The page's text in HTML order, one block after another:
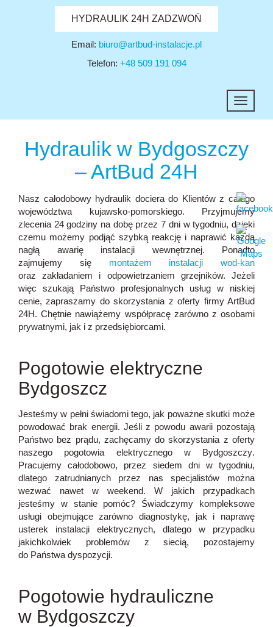
HYDRAULIK 24H ZADZWOŃ
Email: biuro@artbud-instalacje.pl
Telefon: +48 509 191 094
Toggle
Hydraulik w Bydgoszczy
– ArtBud 24H
Nasz całodobowy hydraulik dociera do Klientów z całego
województwa kujawsko-pomorskiego. Przyjmujemy
zlecenia 24 godziny na dobę przez 7 dni w tygodniu, dzięki
czemu możemy podjąć szybką reakcję i naprawić każdą
nagłą awarię instalacji wewnętrznej. Ponadto
zajmujemy się montażem instalacji wod-kan
oraz zakładaniem i odpowietrzaniem grzejników. Jeżeli
więc szukają Państwo profesjonalnych usług w niskiej
cenie, zapraszamy do skorzystania z oferty firmy ArtBud
24H. Chętnie nawiążemy współpracę zarówno z osobami
prywatnymi, jak i z przedsiębiorcami.
Pogotowie elektryczne
Bydgoszcz
Jesteśmy w pełni świadomi tego, jak poważne skutki może
powodować brak energii. Jeśli z powodu awarii pozostają
Państwo bez prądu, zachęcamy do skorzystania z oferty
naszego pogotowia elektrycznego w Bydgoszczy.
Pracujemy całodobowo, przez siedem dni w tygodniu,
dlatego zatrudnianych przez nas specjalistów można
wezwać nawet w weekend. W jakich przypadkach
jesteśmy w stanie pomóc? Świadczymy kompleksowe
usługi obejmujące zarówno diagnostykę, jak i naprawę
usterek instalacji elektrycznych, dlatego w przypadku
jakichkolwiek problemów z siecią, pozostajemy
do Państwa dyspozycji.
Pogotowie hydrauliczne
w Bydgoszczy